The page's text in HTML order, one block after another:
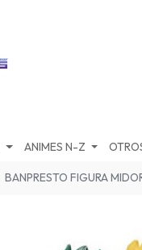
ANIMES N-Z
BANPRESTO FIGURA